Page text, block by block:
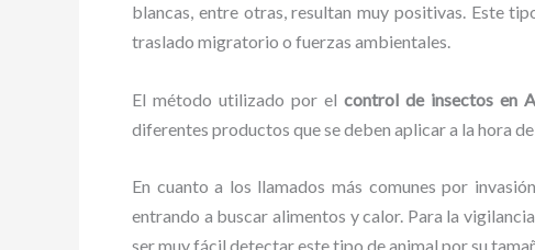
blancas, entre otras, resultan muy positivas. Este
traslado migratorio o fuerzas ambientales.
El método utilizado por el control de insectos en
diferentes productos que se deben aplicar a la hora
En cuanto a los llamados más comunes por
entrando a buscar alimentos y calor. Para la
ser muy fácil detectar este tipo de animal por su